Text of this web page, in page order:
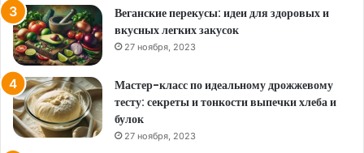
Веганские перекусы: идеи для здоровых и
вкусных легких закусок
27 ноября, 2023
Мастер-класс по идеальному дрожжевому
тесту: секреты и тонкости выпечки хлеба и
булок
27 ноября, 2023